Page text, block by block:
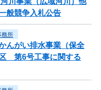
般競争入札公告
務所
んがい排水事業（保全
第6号工事に関する